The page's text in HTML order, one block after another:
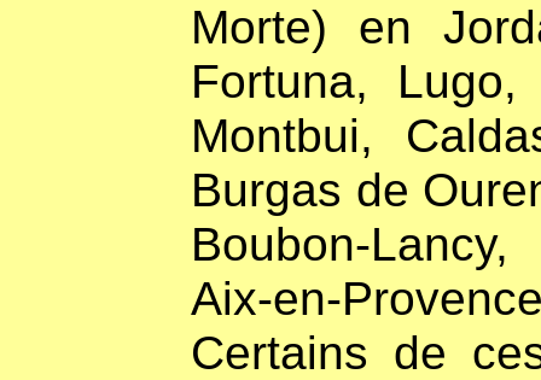
Morte) en
Fortuna,
Montbui,
Burgas de
Boubon-
Aix-en-
Certains de